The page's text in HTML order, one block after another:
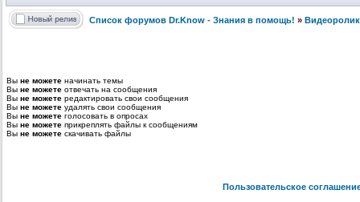
Список форумов Dr.Know - Знания в помощь! »
Вы не можете начинать темы
Вы не можете отвечать на сообщения
Вы не можете редактировать свои сообщения
Вы не можете удалять свои сообщения
Вы не можете голосовать в опросах
Вы не можете прикреплять файлы к сообщениям
Вы не можете скачивать файлы
Пользовательское